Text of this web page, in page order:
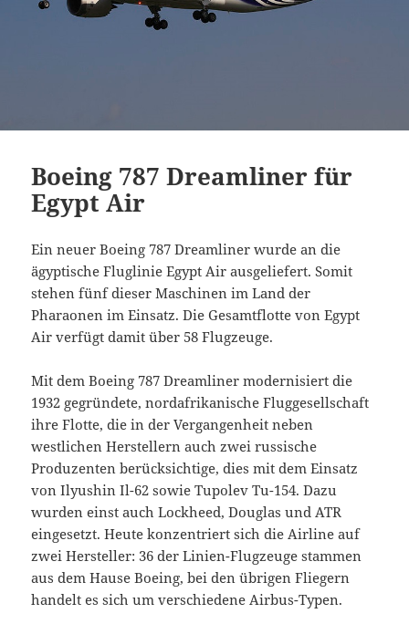
Boeing 787 Dreamliner für
Egypt Air
Ein neuer Boeing 787 Dreamliner wurde an die
ägyptische Fluglinie Egypt Air ausgeliefert. Somit
stehen fünf dieser Maschinen im Land der
Pharaonen im Einsatz. Die Gesamtflotte von Egypt
Air verfügt damit über 58 Flugzeuge.
Mit dem Boeing 787 Dreamliner modernisiert die
1932 gegründete, nordafrikanische Fluggesellschaft
ihre Flotte, die in der Vergangenheit neben
westlichen Herstellern auch zwei russische
Produzenten berücksichtige, dies mit dem Einsatz
von Ilyushin Il-62 sowie Tupolev Tu-154. Dazu
wurden einst auch Lockheed, Douglas und ATR
eingesetzt. Heute konzentriert sich die Airline auf
zwei Hersteller: 36 der Linien-Flugzeuge stammen
aus dem Hause Boeing, bei den übrigen Fliegern
handelt es sich um verschiedene Airbus-Typen.